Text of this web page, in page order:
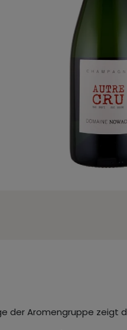
der Aromengruppe zeigt